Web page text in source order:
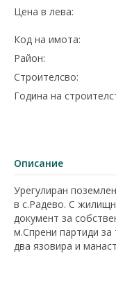
Цена в лева:
Код на имота:
Район:
Строителсво:
Година на
Описание
Урегулиран
в с.Радево. С
документ за
м.Спрени партиди
два язовира и